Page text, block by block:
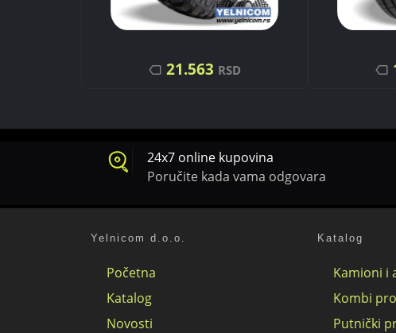
21.563 RSD
24x7 online kupovina
Poručite kada vama odgovara
Yelnicom d.o.o.
Početna
Katalog
Novosti
Katalog
Kamioni i
Kombi
Putnički